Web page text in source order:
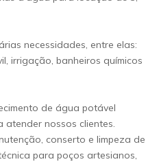
necessidades, entre elas:
irrigação, banheiros químicos
de água potável
atender nossos clientes.
conserto e limpeza de
para poços artesianos,